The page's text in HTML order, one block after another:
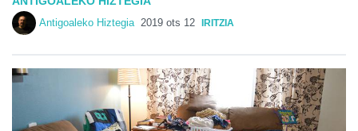
Antigoaleko Hiztegia 2019 ots 12 IRITZIA